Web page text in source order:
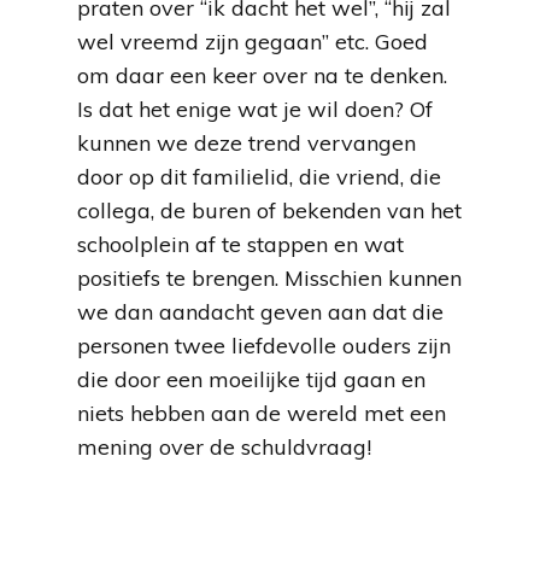
praten over “ik dacht het wel”, “hij zal
wel vreemd zijn gegaan” etc. Goed
om daar een keer over na te denken.
Is dat het enige wat je wil doen? Of
kunnen we deze trend vervangen
door op dit familielid, die vriend, die
collega, de buren of bekenden van het
schoolplein af te stappen en wat
positiefs te brengen. Misschien kunnen
we dan aandacht geven aan dat die
personen twee liefdevolle ouders zijn
die door een moeilijke tijd gaan en
niets hebben aan de wereld met een
mening over de schuldvraag!